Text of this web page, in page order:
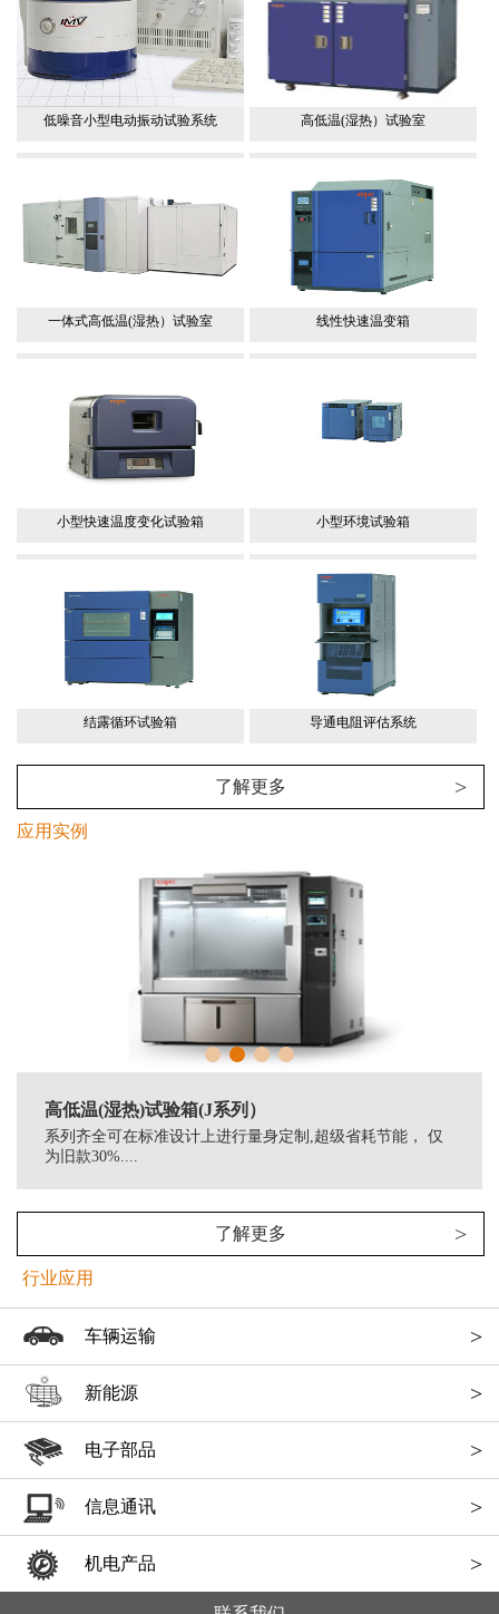
低噪音小型电动振动试验系统 高低温(湿热）试验室
一体式高低温(湿热）试验室 线性快速温变箱
小型快速温度变化试验箱 小型环境试验箱
结露循环试验箱 导通电阻评估系统
了解更多 >
应用实例
高低温(湿热)试验箱(J系列）
系列齐全可在标准设计上进行量身定制,超级省耗节能， 仅
为旧款30%....
了解更多 >
行业应用
车辆运输 >
新能源 >
电子部品 >
信息通讯 >
机电产品 >